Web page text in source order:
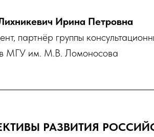
Ирина Петровна
партнёр группы
МГУ им. М.В. Ломоносова
РАЗВИТИЯ